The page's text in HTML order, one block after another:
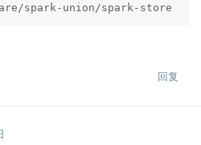
spark-union/spark-store
回复